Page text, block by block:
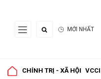
MỚI NHẤT
CHÍNH TRỊ - XÃ HỘI VCCI